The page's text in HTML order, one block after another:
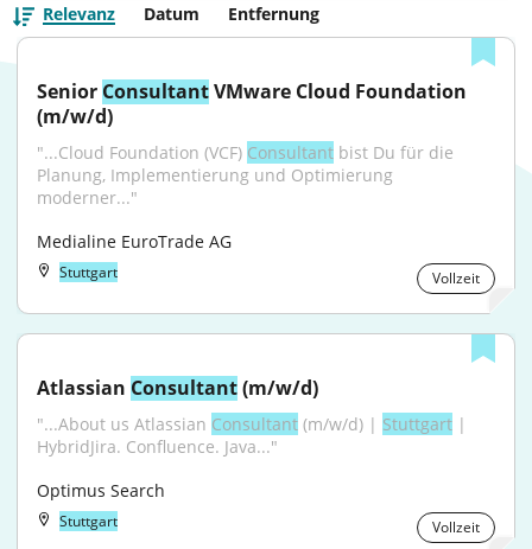
Relevanz Datum Entfernung
Senior Consultant VMware Cloud Foundation
(m/w/d)
"...Cloud Foundation (VCF) Consultant bist Du für die
Planung, Implementierung und Optimierung
moderner..."
Medialine EuroTrade AG
Stuttgart Vollzeit
Atlassian Consultant (m/w/d)
"...About us Atlassian Consultant (m/w/d) | Stuttgart |
HybridJira. Confluence. Java..."
Optimus Search
Stuttgart Vollzeit